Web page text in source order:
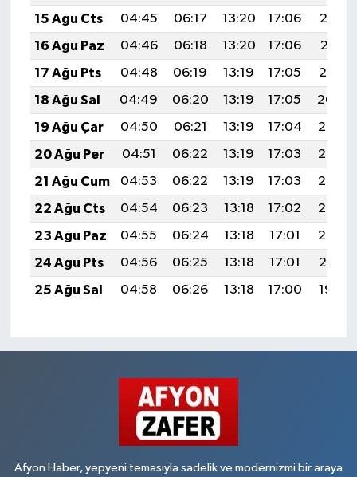
15 Ağu Cts
04:45 06:17 13:20 17:06
20:13
16 Ağu Paz
04:46 06:18 13:20 17:06
20:11
17 Ağu Pts
04:48 06:19 13:19 17:05
20:10
18 Ağu Sal
04:49 06:20 13:19 17:05
20:09
19 Ağu Çar
04:50 06:21 13:19 17:04
20:07
20 Ağu Per
04:51 06:22 13:19 17:03
20:06
21 Ağu Cum
04:53 06:22 13:19 17:03
20:05
22 Ağu Cts
04:54 06:23 13:18 17:02
20:03
23 Ağu Paz
04:55 06:24 13:18 17:01
20:02
24 Ağu Pts
04:56 06:25 13:18 17:01
20:01
25 Ağu Sal
04:58 06:26 13:18 17:00 19:59
Afyon Haber, yepyeni temasıyla sadelik ve modernizmi bir araya